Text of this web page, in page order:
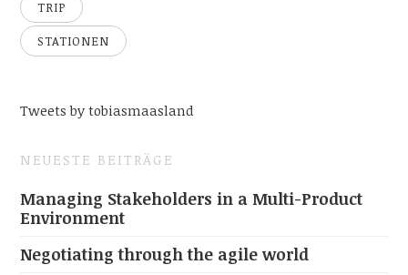
TRIP
STATIONEN
Tweets by tobiasmaasland
NEUESTE BEITRÄGE
Managing Stakeholders in a Multi-Product
Environment
Negotiating through the agile world